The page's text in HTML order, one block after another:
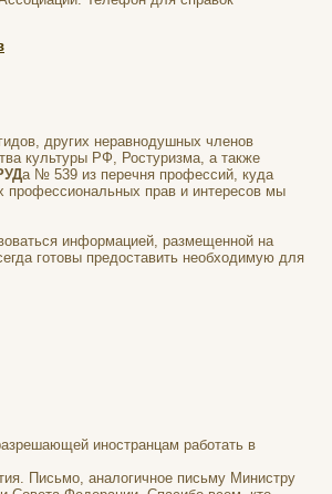
других неравнодушных членов
культуры РФ, Ростуризма, а также
а № 539 из перечня профессий, куда
прав и интересов мы
информацией, размещенной на
готовы предоставить необходимую для
иностранцам работать в
Письмо, аналогичное письму Министру